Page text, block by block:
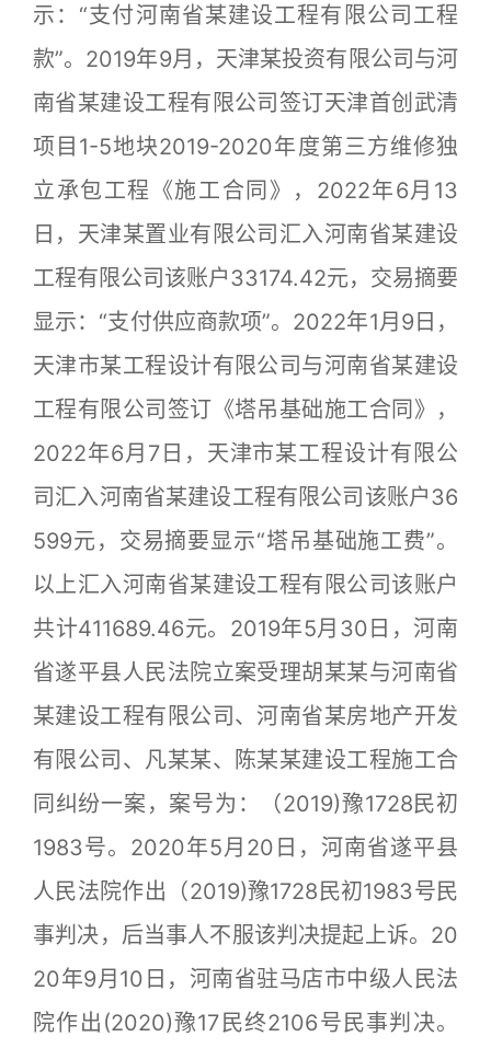
示：“支付河南省某建设工程有限公司工程
款”。2019年9月，天津某投资有限公司与河
南省某建设工程有限公司签订天津首创武清
项目1-5地块2019-2020年度第三方维修独
立承包工程《施工合同》，2022年6月13
日，天津某置业有限公司汇入河南省某建设
工程有限公司该账户33174.42元，交易摘要
显示：“支付供应商款项”。2022年1月9日，
天津市某工程设计有限公司与河南省某建设
工程有限公司签订《塔吊基础施工合同》，
2022年6月7日，天津市某工程设计有限公
司汇入河南省某建设工程有限公司该账户36
599元，交易摘要显示“塔吊基础施工费”。
以上汇入河南省某建设工程有限公司该账户
共计411689.46元。2019年5月30日，河南
省遂平县人民法院立案受理胡某某与河南省
某建设工程有限公司、河南省某房地产开发
有限公司、凡某某、陈某某建设工程施工合
同纠纷一案，案号为：（2019)豫1728民初
1983号。2020年5月20日，河南省遂平县
人民法院作出（2019)豫1728民初1983号民
事判决，后当事人不服该判决提起上诉。20
20年9月10日，河南省驻马店市中级人民法
院作出(2020)豫17民终2106号民事判决。